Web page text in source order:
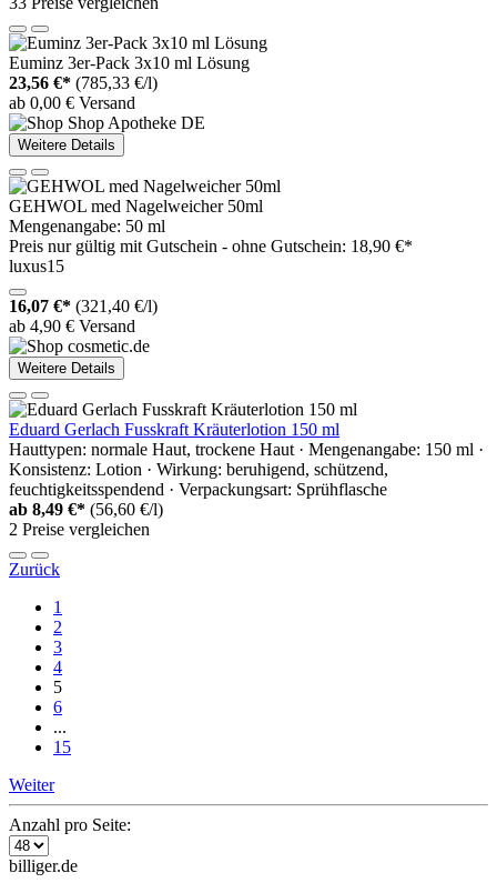
Euminz 3er-Pack 3x10 ml Lösung
23,56 €* (785,33 €/l)
ab 0,00 € Versand
Weitere Details
GEHWOL med Nagelweicher 50ml
Mengenangabe: 50 ml
Preis nur gültig mit Gutschein - ohne Gutschein: 18,90 €*
luxus15
16,07 €* (321,40 €/l)
ab 4,90 € Versand
Weitere Details
Eduard Gerlach Fusskraft Kräuterlotion 150 ml
Hauttypen: normale Haut, trockene Haut · Mengenangabe: 150 ml ·
Konsistenz: Lotion · Wirkung: beruhigend, schützend,
feuchtigkeitsspendend · Verpackungsart: Sprühflasche
ab 8,49 €* (56,60 €/l)
2 Preise vergleichen
Zurück
1
2
3
4
5
6
...
15
Weiter
Anzahl pro Seite:
billiger.de